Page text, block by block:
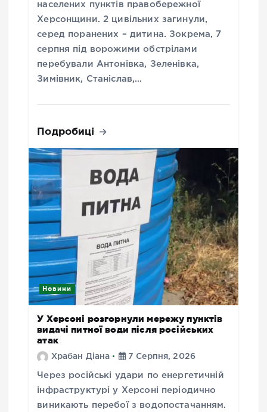
населених пунктів правобережної
Херсонщини. 2 цивільних загинули,
серед поранених – дитина. Зокрема, 7
серпня під ворожими обстрілами
перебували Антонівка, Зеленівка,
Зимівник, Станіслав,…
Подробиці
Новини
У Херсоні розгорнули мережу пунктів
видачі питної води після російських
атак
Храбан Діана 7 Серпня, 2026
Через російські удари по енергетичній
інфраструктурі у Херсоні періодично
виникають перебої з водопостачанням.